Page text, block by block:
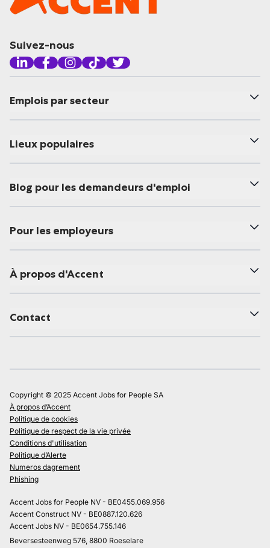
Suivez-nous
Emplois par secteur
Lieux populaires
Blog pour les demandeurs d'emploi
Pour les employeurs
À propos d'Accent
Contact
Copyright © 2025 Accent Jobs for People SA
À propos d’Accent
Politique de cookies
Politique de respect de la vie privée
Conditions d'utilisation
Politique d’Alerte
Numeros dagrement
Phishing
Accent Jobs for People NV - BE0455.069.956
Accent Construct NV - BE0887.120.626
Accent Jobs NV - BE0654.755.146
Beversesteenweg 576, 8800 Roeselare